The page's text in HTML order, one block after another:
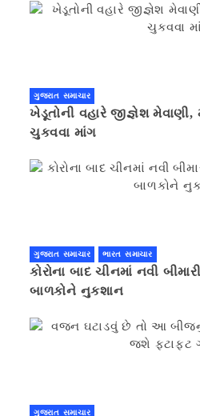
ગુજરાત સમાચાર
ખેડૂતોની વહારે જીજ્ઞેશ
ચુકવવા માંગ
ગુજરાત સમાચાર ભારત સમાચાર
કોરોના બાદ ચીનમાં નવી
બાળકોને નુકશાન
ગુજરાત સમાચાર